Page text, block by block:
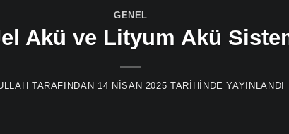
GENEL
Akü ve Lityum Akü
TARAFINDAN 14 NISAN 2025 TARIHINDE YAYINLANDI